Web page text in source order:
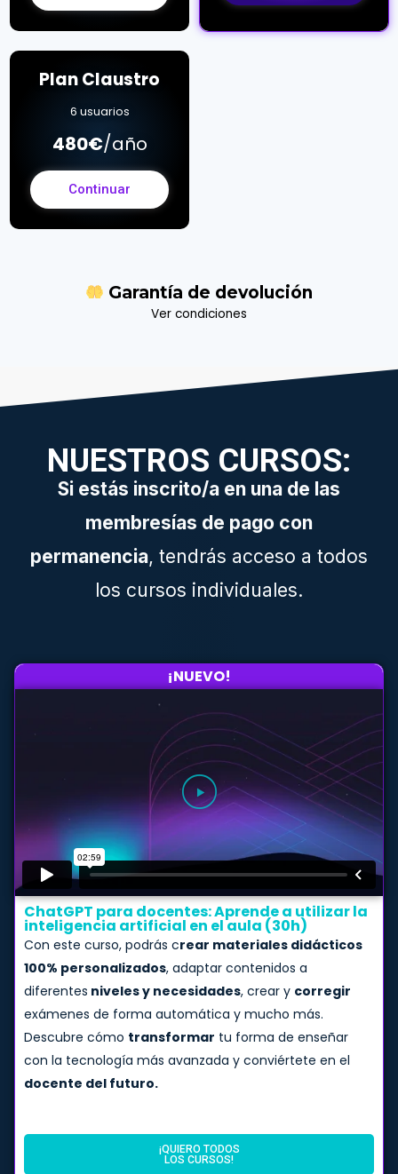
Plan Claustro
6 usuarios
480€/año
Continuar
Garantía de devolución
Ver condiciones
NUESTROS CURSOS:
Si estás inscrito/a en una de las
membresías de pago con
permanencia, tendrás acceso a todos
los cursos individuales.
¡NUEVO!
ChatGPT para docentes: Aprende a utilizar la
inteligencia artificial en el aula (30h)
Con este curso, podrás crear materiales didácticos
100% personalizados, adaptar contenidos a
diferentes niveles y necesidades, crear y corregir
exámenes de forma automática y mucho más.
Descubre cómo transformar tu forma de enseñar
con la tecnología más avanzada y conviértete en el
docente del futuro.
¡QUIERO TODOS
LOS CURSOS!